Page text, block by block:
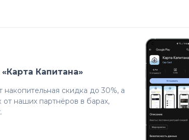
«Карта Капитана»
скидка до 30%, а
наших партнёров в барах,